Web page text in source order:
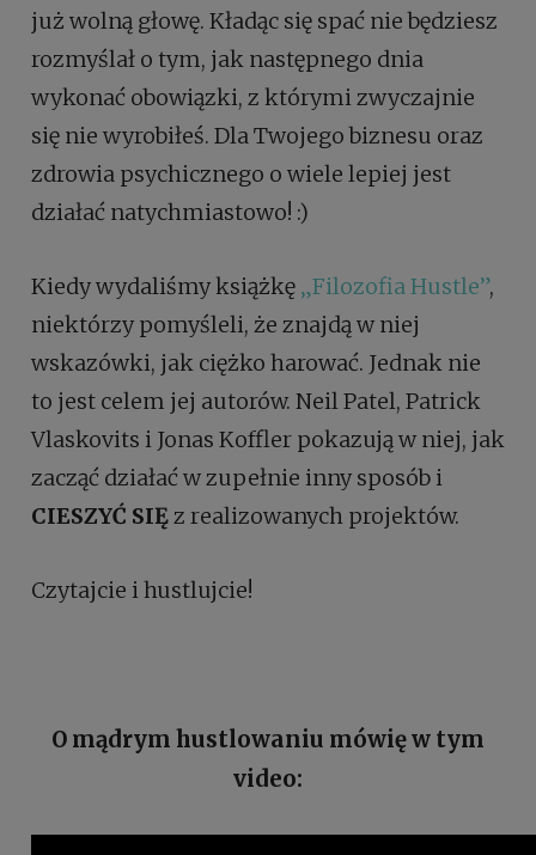
już wolną głowę. Kładąc się spać nie będziesz
rozmyślał o tym, jak następnego dnia
wykonać obowiązki, z którymi zwyczajnie
się nie wyrobiłeś. Dla Twojego biznesu oraz
zdrowia psychicznego o wiele lepiej jest
działać natychmiastowo! :)
Kiedy wydaliśmy książkę „Filozofia Hustle”,
niektórzy pomyśleli, że znajdą w niej
wskazówki, jak ciężko harować. Jednak nie
to jest celem jej autorów. Neil Patel, Patrick
Vlaskovits i Jonas Koffler pokazują w niej, jak
zacząć działać w zupełnie inny sposób i
CIESZYĆ SIĘz realizowanych projektów.
Czytajcie i hustlujcie!
O mądrym hustlowaniu mówię w tym
video: